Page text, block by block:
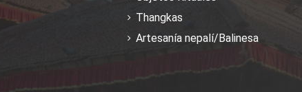
Thangkas
Artesanía nepalí/Balinesa